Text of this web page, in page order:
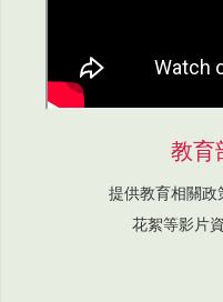
教育
提供教育相關政
花絮等影片